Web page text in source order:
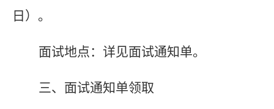
日）。
面试地点：详见面试通知单。
三、面试通知单领取